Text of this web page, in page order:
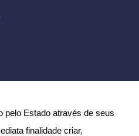
pelo Estado através de seus
finalidade criar,